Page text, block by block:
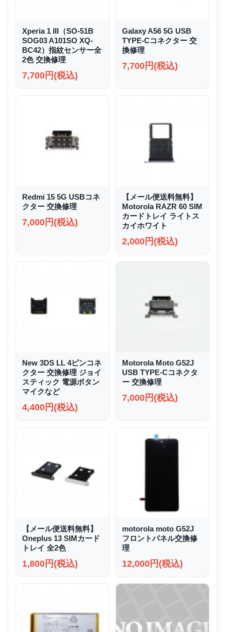
Xperia 1 III（SO-51B
SOG03 A101SO XQ-
BC42）指紋センサー全
2色 交換修理
7,700円(税込)
Galaxy A56 5G USB
TYPE-Cコネクター 交
換修理
7,700円(税込)
Redmi 15 5G USBコネ
クター 交換修理
7,000円(税込)
【メール便送料無料】
Motorola RAZR 60 SIM
カードトレイ ライトス
カイホワイト
2,000円(税込)
New 3DS LL 4ピンコネ
クター 交換修理 ジョイ
スティック 電源ボタン
マイクなど
4,400円(税込)
Motorola Moto G52J
USB TYPE-Cコネクタ
ー 交換修理
7,000円(税込)
【メール便送料無料】
Oneplus 13 SIMカード
トレイ 全2色
1,800円(税込)
motorola moto G52J
フロントパネル交換修
理
12,000円(税込)